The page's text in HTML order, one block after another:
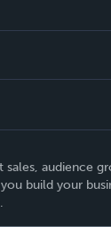
audience
build your